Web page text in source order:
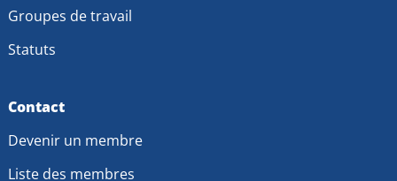
Groupes de travail
Statuts
Contact
Devenir un membre
Liste des membres